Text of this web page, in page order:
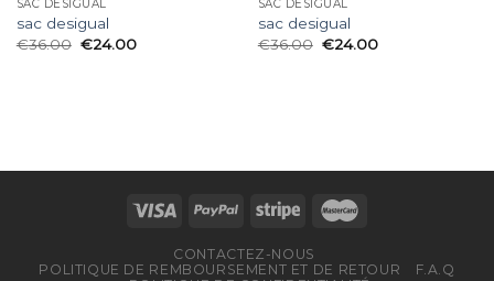
SAC DESIGUAL
sac desigual
€36.00 €24.00
SAC DESIGUAL
sac desigual
€36.00 €24.00
CONTACTEZ-NOUS
POLITIQUE DE REMBOURSEMENT ET DE RETOUR
F.A.Q